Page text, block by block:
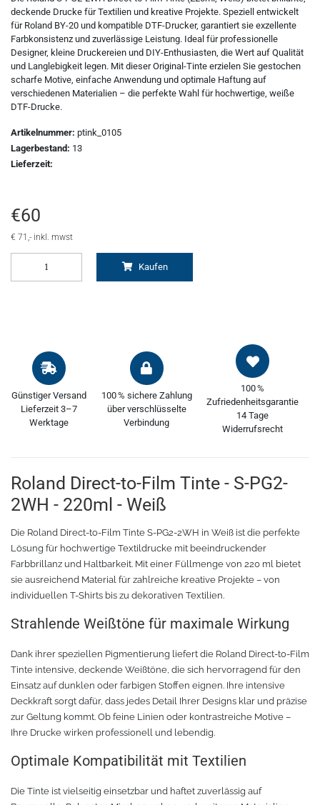
Oracal 638
Spezialfolie
Übersicht
Gedruckte Medien
Oracal metallisierte Folien
Oralite 5700
Oracal 6510
Oracal 8500
Oracal 8870
Oramask
Oraguard Laminierfolie
Glasdekorationsfolie
Magnetfolie
Tafelfolie
Verschiedene Spezialfolien
GCC - Expert/Puma/Jaguar
Brother
Laserzubehör
Schneide-Software
Ersatzteile
Transferpressen
Schneidleisten
Messerklingen
Pinzette
Lineale
Lineal Zubehör
Schneidematten
Schildwerkzeug
Trommeln
Schaber
Fleece
Bodywarmer
Marken
Myrtle Beach
B&C Collektion
Stormtech
James & Nicholson
deckende Drucke für Textilien und kreative Projekte. Speziell entwickelt
für Roland BY-20 und kompatible DTF-Drucker, garantiert sie exzellente
Farbkonsistenz und zuverlässige Leistung. Ideal für professionelle
Designer, kleine Druckereien und DIY-Enthusiasten, die Wert auf Qualität
und Langlebigkeit legen. Mit dieser Original-Tinte erzielen Sie gestochen
scharfe Motive, einfache Anwendung und optimale Haftung auf
verschiedenen Materialien – die perfekte Wahl für hochwertige, weiße
DTF-Drucke.
Artikelnummer: ptink_0105
Lagerbestand: 13
Lieferzeit:
€60
€ 71 ,- inkl. mwst
Kaufen
Günstiger Versand
Lieferzeit 3–7
Werktage
100 % sichere Zahlung
über verschlüsselte
Verbindung
100 %
Zufriedenheitsgarantie
14 Tage
Widerrufsrecht
Roland Direct-to-Film Tinte - S-PG2-
2WH - 220ml - Weiß
Die Roland Direct-to-Film Tinte S-PG2-2WH in Weiß ist die perfekte
Lösung für hochwertige Textildrucke mit beeindruckender
Farbbrillanz und Haltbarkeit. Mit einer Füllmenge von 220 ml bietet
sie ausreichend Material für zahlreiche kreative Projekte – von
individuellen T-Shirts bis zu dekorativen Textilien.
Strahlende Weißtöne für maximale Wirkung
Dank ihrer speziellen Pigmentierung liefert die Roland Direct-to-Film
Tinte intensive, deckende Weißtöne, die sich hervorragend für den
Einsatz auf dunklen oder farbigen Stoffen eignen. Ihre intensive
Deckkraft sorgt dafür, dass jedes Detail Ihrer Designs klar und präzise
zur Geltung kommt. Ob feine Linien oder kontrastreiche Motive –
Ihre Drucke wirken professionell und lebendig.
Optimale Kompatibilität mit Textilien
Die Tinte ist vielseitig einsetzbar und haftet zuverlässig auf